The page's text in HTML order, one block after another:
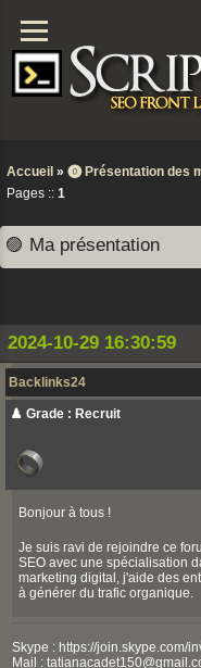
Accueil » ⓿ Présentation des
Pages :: 1
🟣 Ma présentation
2024-10-29 16:30:59
Backlinks24
♟️ Grade : Recruit
Bonjour à tous !
Je suis ravi de rejoindre ce
SEO avec une spécialisation
marketing digital, j'aide des
à générer du trafic organique.
Skype : https://join.skype.com/
Mail :